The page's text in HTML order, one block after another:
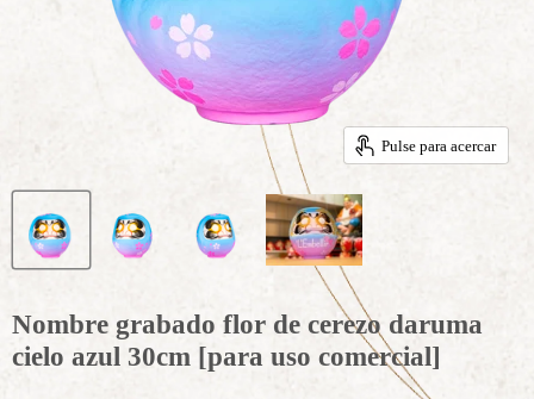
Pulse para acercar
Nombre grabado flor de cerezo daruma
cielo azul 30cm [para uso comercial]